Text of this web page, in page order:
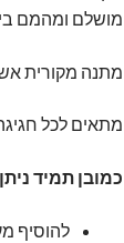
מושלם ומהמם
מתנה מקורית
מתאים לכל
כמובן תמיד
להוסיף